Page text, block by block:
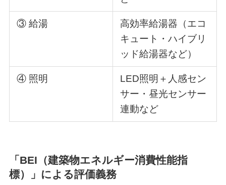
③ 給湯
高効率給湯器（エコ
キュート・ハイブリ
ッド給湯器など）
④ 照明
LED照明＋人感セン
サー・昼光センサー
連動など
「BEI（建築物エネルギー消費性能指
標）」による評価義務